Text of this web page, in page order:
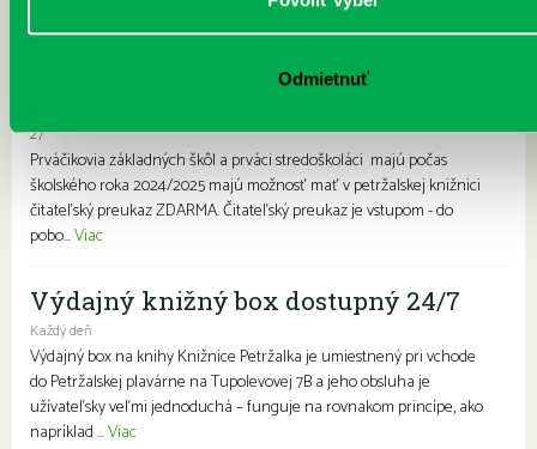
Odmietnuť
knižnice- zápis prváčikov a prvákov
Lietavská 16,Prokofievova 5
27
Prváčikovia základných škôl a prváci stredoškoláci majú počas
školského roka 2024/2025 majú možnosť mať v petržalskej knižnici
čitateľský preukaz ZDARMA. Čitateľský preukaz je vstupom - do
pobo...Viac
Výdajný knižný box dostupný 24/7
Každý deň
Výdajný box na knihy Knižnice Petržalka je umiestnený pri vchode
do Petržalskej plavárne na Tupolevovej 7B a jeho obsluha je
užívateľsky veľmi jednoduchá – funguje na rovnakom princípe, ako
napríklad ...Viac